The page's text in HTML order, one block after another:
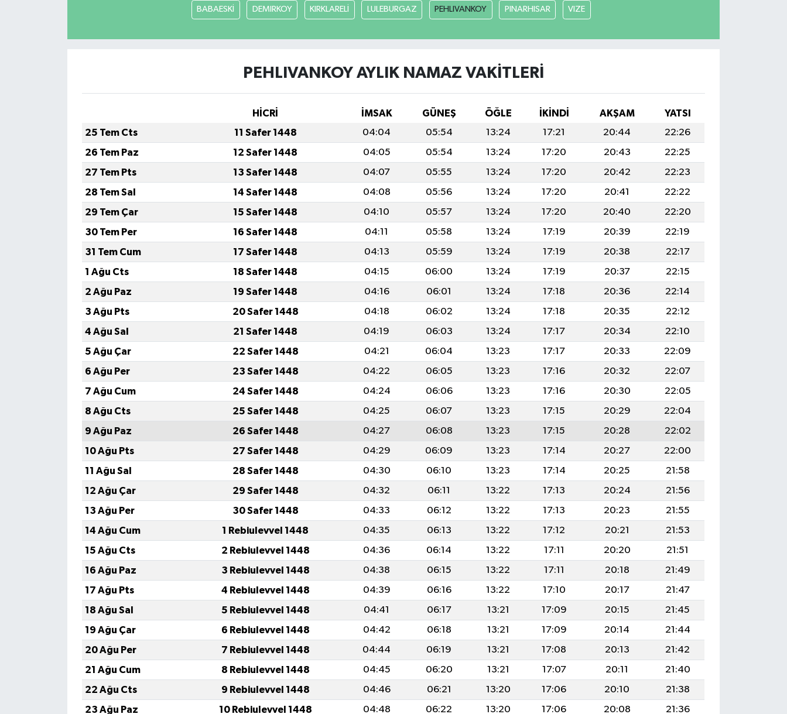
BABAESKİ DEMIRKOY KIRKLARELİ LULEBURGAZ PEHLIVANKOY PINARHISAR VIZE
PEHLIVANKOY AYLIK NAMAZ VAKITLERI
HİCRİ İMSAK GÜNEŞ ÖĞLE İKINDI AKŞAM
YATSI
25 Tem Cts
11 Safer 1448 04:04 05:54 13:24 17:21 20:44
22:26
26 Tem Paz
12 Safer 1448 04:05 05:54 13:24 17:20 20:43
22:25
27 Tem Pts
13 Safer 1448 04:07 05:55 13:24 17:20 20:42
22:23
28 Tem Sal
14 Safer 1448 04:08 05:56 13:24 17:20 20:41
22:22
29 Tem Çar
15 Safer 1448 04:10 05:57 13:24 17:20 20:40
22:20
30 Tem Per
16 Safer 1448 04:11 05:58 13:24 17:19 20:39
22:19
31 Tem Cum
17 Safer 1448 04:13 05:59 13:24 17:19 20:38
22:17
1 Ağu Cts
18 Safer 1448 04:15 06:00 13:24 17:19 20:37
22:15
2 Ağu Paz
19 Safer 1448 04:16 06:01 13:24 17:18 20:36
22:14
3 Ağu Pts
20 Safer 1448 04:18 06:02 13:24 17:18 20:35
22:12
4 Ağu Sal
21 Safer 1448 04:19 06:03 13:24 17:17 20:34
22:10
5 Ağu Çar
22 Safer 1448 04:21 06:04 13:23 17:17 20:33
22:09
6 Ağu Per
23 Safer 1448 04:22 06:05 13:23 17:16 20:32
22:07
7 Ağu Cum
24 Safer 1448 04:24 06:06 13:23 17:16 20:30
22:05
8 Ağu Cts
25 Safer 1448 04:25 06:07 13:23 17:15 20:29
22:04
9 Ağu Paz
26 Safer 1448 04:27 06:08 13:23 17:15 20:28
22:02
10 Ağu Pts
27 Safer 1448 04:29 06:09 13:23 17:14 20:27
22:00
11 Ağu Sal
28 Safer 1448 04:30 06:10 13:23 17:14 20:25
21:58
12 Ağu Çar
29 Safer 1448 04:32 06:11 13:22 17:13 20:24
21:56
13 Ağu Per
30 Safer 1448 04:33 06:12 13:22 17:13 20:23
21:55
14 Ağu Cum
1 Rebiulevvel 1448 04:35 06:13 13:22 17:12 20:21
21:53
15 Ağu Cts
2 Rebiulevvel 1448 04:36 06:14 13:22 17:11 20:20
21:51
16 Ağu Paz
3 Rebiulevvel 1448 04:38 06:15 13:22 17:11 20:18
21:49
17 Ağu Pts
4 Rebiulevvel 1448 04:39 06:16 13:22 17:10 20:17
21:47
18 Ağu Sal
5 Rebiulevvel 1448 04:41 06:17 13:21 17:09 20:15
21:45
19 Ağu Çar
6 Rebiulevvel 1448 04:42 06:18 13:21 17:09 20:14
21:44
20 Ağu Per
7 Rebiulevvel 1448 04:44 06:19 13:21 17:08 20:13
21:42
21 Ağu Cum
8 Rebiulevvel 1448 04:45 06:20 13:21 17:07 20:11
21:40
22 Ağu Cts
9 Rebiulevvel 1448 04:46 06:21 13:20 17:06 20:10
21:38
23 Ağu Paz
10 Rebiulevvel 1448 04:48 06:22 13:20 17:06 20:08 21:36